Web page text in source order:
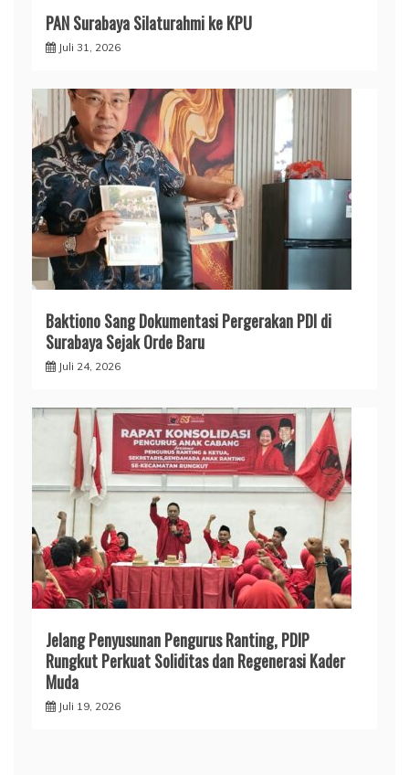
PAN Surabaya Silaturahmi ke KPU
Juli 31, 2026
Baktiono Sang Dokumentasi Pergerakan PDI di
Surabaya Sejak Orde Baru
Juli 24, 2026
Jelang Penyusunan Pengurus Ranting, PDIP
Rungkut Perkuat Soliditas dan Regenerasi Kader
Muda
Juli 19, 2026